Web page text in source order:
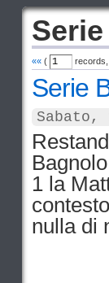
«« ( records,
Serie
Sabato,
1 la
contest
nulla di